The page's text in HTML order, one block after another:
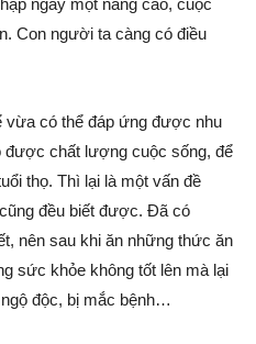
ngày một nâng cao, cuộc
Con người ta càng có điều
vừa có thể đáp ứng được nhu
được chất lượng cuộc sống, để
thọ. Thì lại là một vấn đề
đều biết được. Đã có
nên sau khi ăn những thức ăn
sức khỏe không tốt lên mà lại
độc, bị mắc bệnh…